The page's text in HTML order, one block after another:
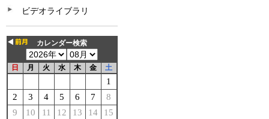
ビデオライブラリ
カレンダー検索
日 月 火 水 木 金 土
1
2
3 4 5 6 7
8
9
10 11 12 13 14
15